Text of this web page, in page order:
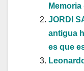
JORDI
antigua
es que